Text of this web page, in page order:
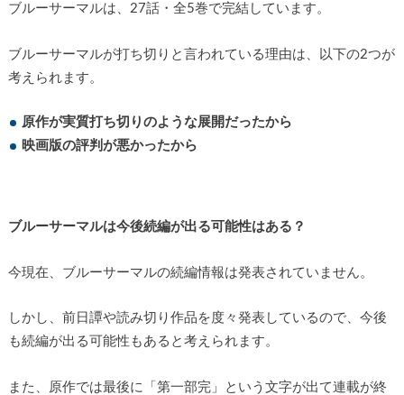
ブルーサーマルは、27話・全5巻で完結しています。
ブルーサーマルが打ち切りと言われている理由は、以下の2つが
考えられます。
原作が実質打ち切りのような展開だったから
映画版の評判が悪かったから
ブルーサーマルは今後続編が出る可能性はある？
今現在、ブルーサーマルの続編情報は発表されていません。
しかし、前日譚や読み切り作品を度々発表しているので、今後
も続編が出る可能性もあると考えられます。
また、原作では最後に「第一部完」という文字が出て連載が終